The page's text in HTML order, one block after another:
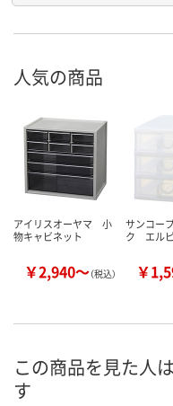
人気の商品
アイリスオーヤマ 小
物キャビネット
￥2,940～（税込）
サンコー
ク エル
￥
この商品を見た人
す